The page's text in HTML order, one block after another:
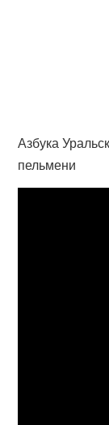
Азбука
пельмени